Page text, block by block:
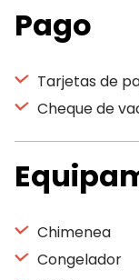
Pago
Tarjetas de
Cheque de
Chimenea
Congelador